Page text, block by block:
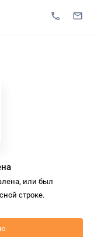
или был
строке.